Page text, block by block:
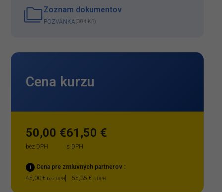
Zoznam dokumentov
POZVÁNKA(304 KB)
Cena kurzu
50,00 €
bez DPH
61,50 €
s DPH
i
Cena pre zmluvných partnerov :
45,00 €bez DPH 55,35 € s DPH